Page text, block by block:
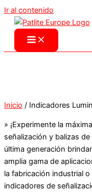
Ir al contenido
Inicio / Indicadores
» ¡Experimente la
señalización y balizas
última generación
amplia gama de
la fabricación industrial
indicadores de